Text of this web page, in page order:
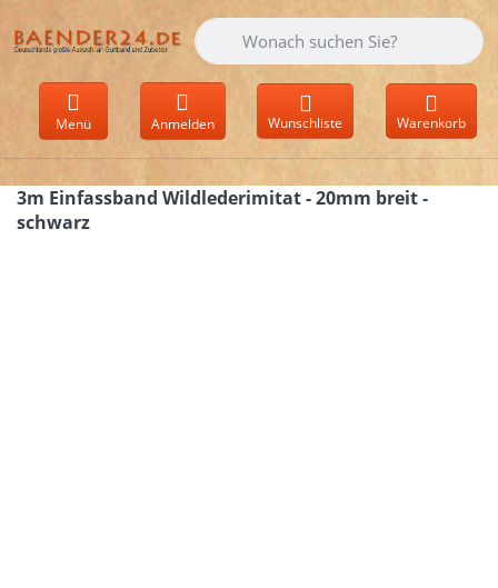
Geben Sie einen Suchbegriff ein.
Menü Anmelden Wunschliste Warenkorb
3m Einfassband Wildlederimitat - 20mm breit -
schwarz